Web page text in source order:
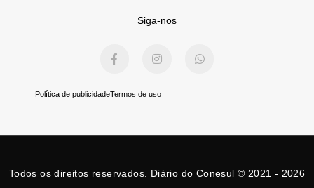
Siga-nos
a
b
-
n
a
m
h
Política de publicidadeTermos de uso
Todos os direitos reservados. Diário do Conesul © 2021 - 2026